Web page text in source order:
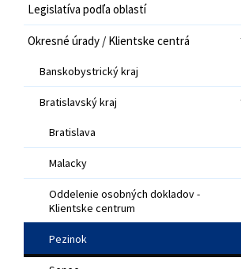
Legislatíva podľa oblastí
Okresné úrady / Klientske centrá
Banskobystrický kraj
Bratislavský kraj
Bratislava
Malacky
Oddelenie osobných dokladov -
Klientske centrum
Pezinok